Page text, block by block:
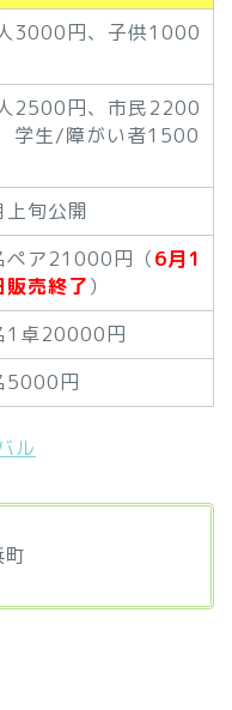
3000円、子供1000
2500円、市民2200
学生/障がい者1500
上旬公開
ペア21000円（6月1
販売終了）
1卓20000円
5000円
ル